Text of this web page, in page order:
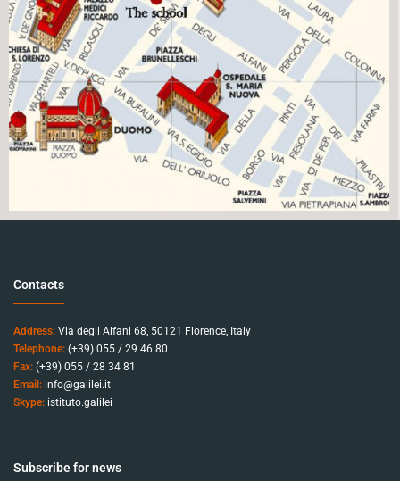
Contacts
Address: Via degli Alfani 68, 50121 Florence, Italy
Telephone: (+39) 055 / 29 46 80
Fax: (+39) 055 / 28 34 81
Email: info@galilei.it
Skype: istituto.galilei
Subscribe for news